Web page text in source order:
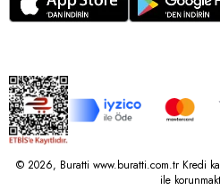
© 2026, Buratti www.buratti.com.tr Kredi
ile